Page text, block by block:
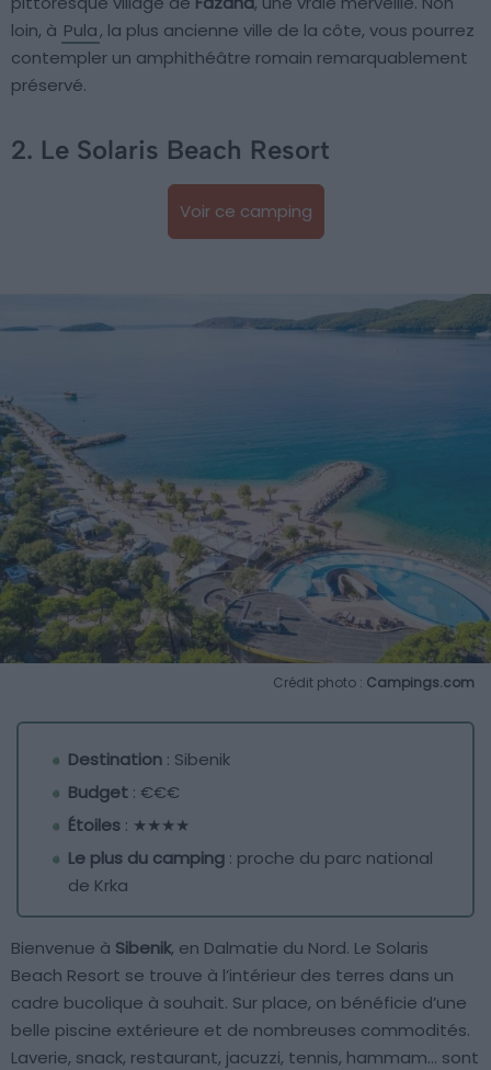
loin, à Pula, la plus ancienne ville de la côte, vous pourrez
contempler un amphithéâtre romain remarquablement
préservé.
2. Le Solaris Beach Resort
Voir ce camping
Crédit photo : Campings.com
Destination : Sibenik
Budget : €€€
Étoiles : ★★★★
Le plus du camping : proche du parc national
de Krka
Bienvenue à Sibenik, en Dalmatie du Nord. Le Solaris
Beach Resort se trouve à l’intérieur des terres dans un
cadre bucolique à souhait. Sur place, on bénéficie d’une
belle piscine extérieure et de nombreuses commodités.
Laverie, snack, restaurant, jacuzzi, tennis, hammam… sont